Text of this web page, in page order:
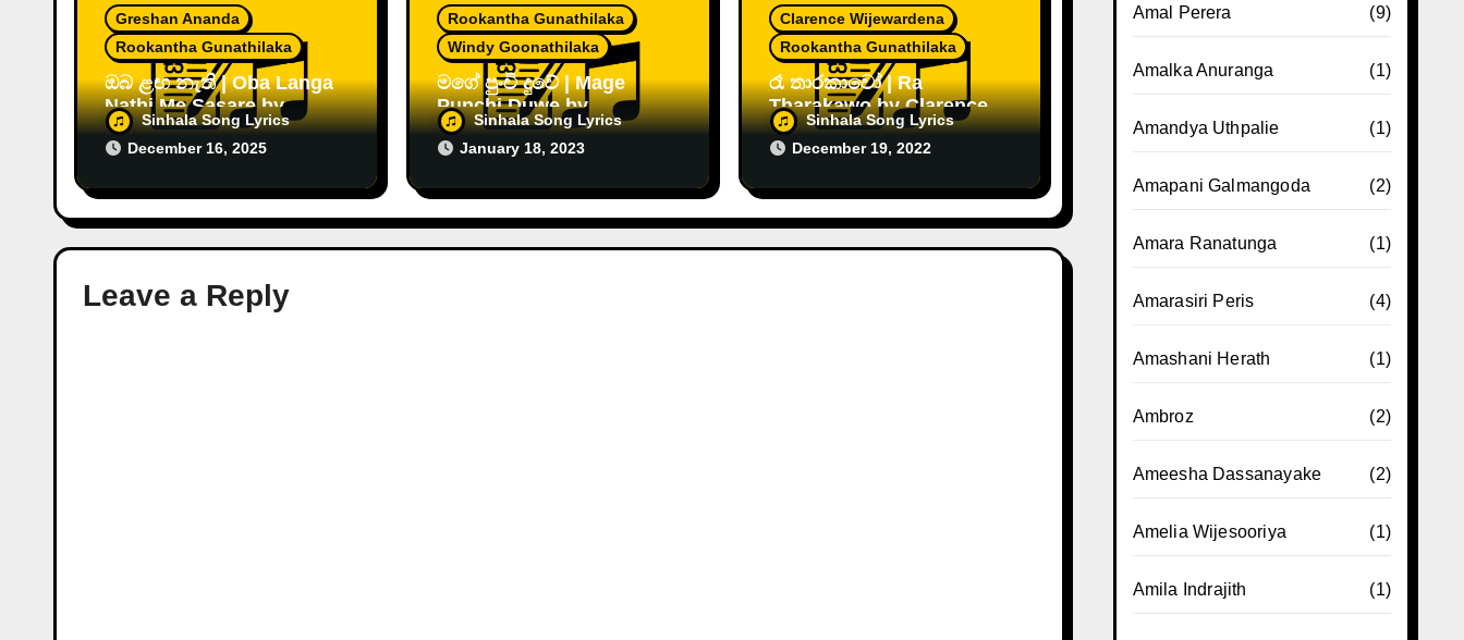
Greshan Ananda
Rookantha Gunathilaka
ඔබ ළඟ නැති | Oba Langa
Nathi Me Sasare by
Rookantha
Sinhala Song Lyrics
December 16, 2025
Rookantha Gunathilaka
Windy Goonathilaka
මගේ පුංචි දුවේ | Mage
Punchi Duwe by
Rookantha & Windy
Sinhala Song Lyrics
January 18, 2023
Clarence Wijewardena
Rookantha Gunathilaka
රෑ තාරකාවෝ | Ra
Tharakawo by Clarence
Wijewardena
Sinhala Song Lyrics
December 19, 2022
Leave a Reply
Amal Perera (9)
Amalka Anuranga (1)
Amandya Uthpalie (1)
Amapani Galmangoda (2)
Amara Ranatunga (1)
Amarasiri Peris (4)
Amashani Herath (1)
Ambroz (2)
Ameesha Dassanayake (2)
Amelia Wijesooriya (1)
Amila Indrajith (1)